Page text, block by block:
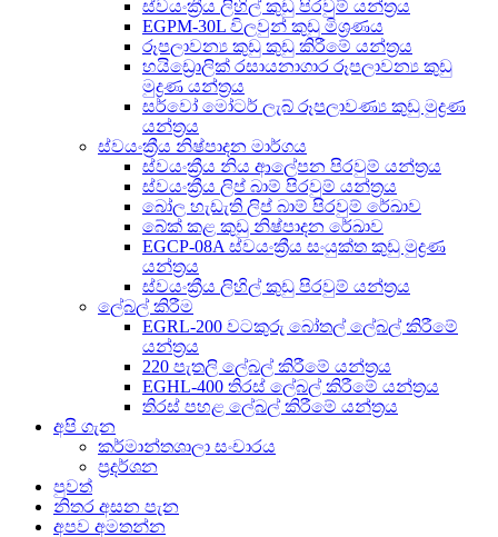
ස්වයංක්‍රීය ලිහිල් කුඩු පිරවුම් යන්ත්‍රය
EGPM-30L විලවුන් කුඩු මිශ්‍රණය
රූපලාවන්‍ය කුඩු කුඩු කිරීමේ යන්ත්‍රය
හයිඩ්‍රොලික් රසායනාගාර රූපලාවන්‍ය කුඩු
මුද්‍රණ යන්ත්‍රය
සර්වෝ මෝටර් ලැබ් රූපලාවණ්‍ය කුඩු මුද්‍රණ
යන්ත්‍රය
ස්වයංක්‍රීය නිෂ්පාදන මාර්ගය
ස්වයංක්‍රීය නිය ආලේපන පිරවුම් යන්ත්‍රය
ස්වයංක්‍රීය ලිප් බාම් පිරවුම් යන්ත්‍රය
බෝල හැඩැති ලිප් බාම් පිරවුම් රේඛාව
බේක් කළ කුඩු නිෂ්පාදන රේඛාව
EGCP-08A ස්වයංක්‍රීය සංයුක්ත කුඩු මුද්‍රණ
යන්ත්‍රය
ස්වයංක්‍රීය ලිහිල් කුඩු පිරවුම් යන්ත්‍රය
ලේබල් කිරීම
EGRL-200 වටකුරු බෝතල් ලේබල් කිරීමේ
යන්ත්‍රය
220 පැතලි ලේබල් කිරීමේ යන්ත්‍රය
EGHL-400 තිරස් ලේබල් කිරීමේ යන්ත්‍රය
තිරස් පහළ ලේබල් කිරීමේ යන්ත්‍රය
අපි ගැන
කර්මාන්තශාලා සංචාරය
ප්‍රදර්ශන
පුවත්
නිතර අසන පැන
අපව අමතන්න